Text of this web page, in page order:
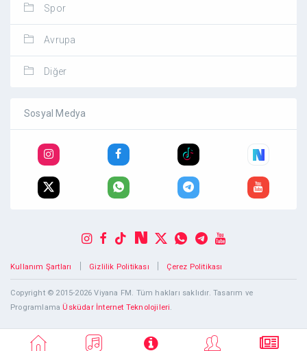
Spor
Avrupa
Diğer
Sosyal Medya
Kullanım Şartları Gizlilik Politikası Çerez Politikası
Copyright © 2015-2026 Viyana FM. Tüm hakları saklıdır. Tasarım ve
Programlama Üsküdar İnternet Teknolojileri.